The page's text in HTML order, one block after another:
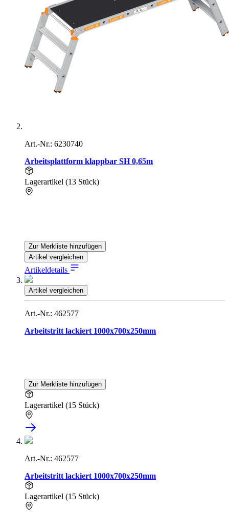
Art.-Nr.: 6230740
Arbeitsplattform klappbar SH 0,65m
Lagerartikel (13 Stück)
Zur Merkliste hinzufügen
Artikel vergleichen
Artikeldetails
Artikel vergleichen
Art.-Nr.: 462577
Arbeitstritt lackiert 1000x700x250mm
Zur Merkliste hinzufügen
Lagerartikel (15 Stück)
Art.-Nr.: 462577
Arbeitstritt lackiert 1000x700x250mm
Lagerartikel (15 Stück)